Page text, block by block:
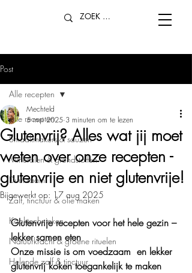
Post
Alle recepten
Smaakmakers & sauzen
Mineralen & grondstoffen
Duurzaam
Zalf, tinctuur & olie maken
Kooktechnieken
Natuurkracht & groene rituelen
Helende zalf & tinctuur
Alle recepten
Glutenvrij? Alles wat jij moet
weten over onze recepten -
glutenvrije en niet glutenvrije!
Mechteld
5 mei 2025 3 minuten om te lezen
Bijgewerkt op: 17 aug 2025
Glutenvrije recepten voor het hele gezin –
lekker samen eten
Onze missie is om voedzaam  en lekker
glutenvrij koken toegankelijk te maken